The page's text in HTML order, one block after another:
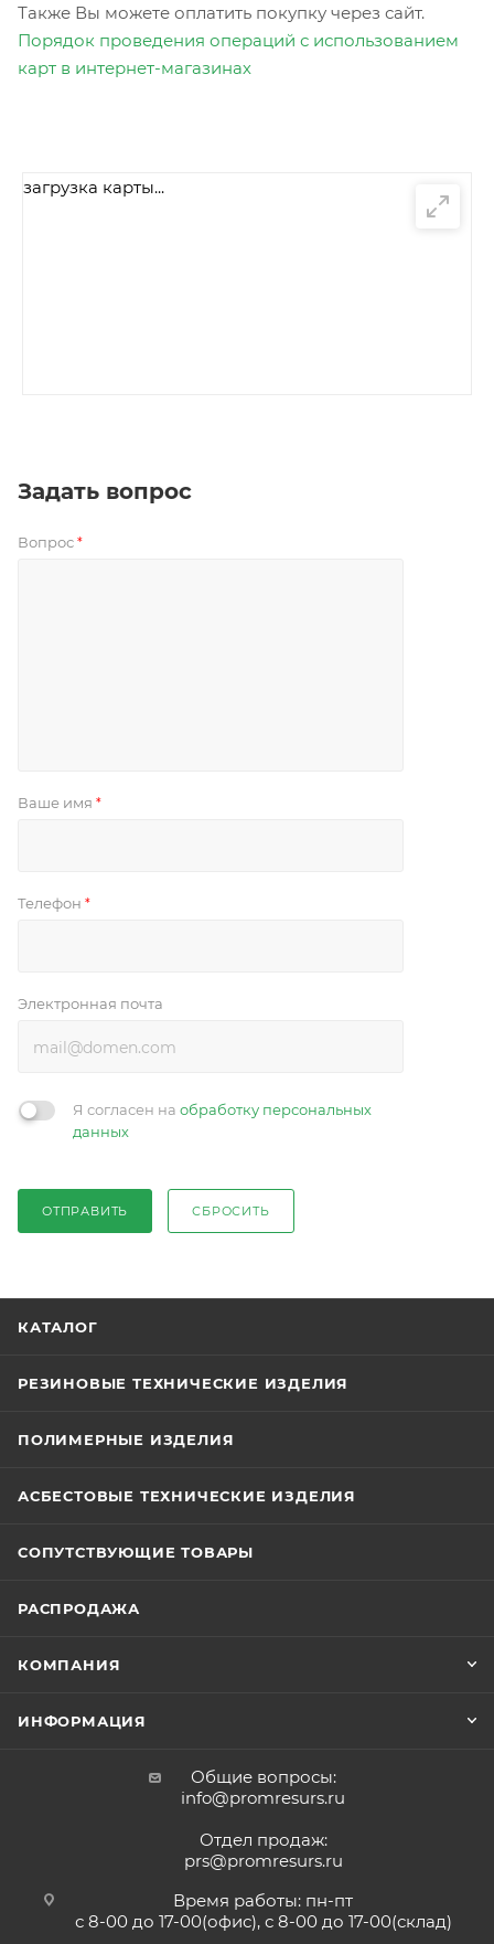
Также Вы можете оплатить покупку через сайт.
Порядок проведения операций с использованием
карт в интернет-магазинах
загрузка карты...
Задать вопрос
Вопрос *
Ваше имя *
Телефон *
Электронная почта
Я согласен на обработку персональных
данных
ОТПРАВИТЬ СБРОСИТЬ
КАТАЛОГ
РЕЗИНОВЫЕ ТЕХНИЧЕСКИЕ ИЗДЕЛИЯ
ПОЛИМЕРНЫЕ ИЗДЕЛИЯ
АСБЕСТОВЫЕ ТЕХНИЧЕСКИЕ ИЗДЕЛИЯ
СОПУТСТВУЮЩИЕ ТОВАРЫ
РАСПРОДАЖА
КОМПАНИЯ
ИНФОРМАЦИЯ
Общие вопросы:
info@promresurs.ru
Отдел продаж:
prs@promresurs.ru
Время работы: пн-пт
с 8-00 до 17-00(офис), с 8-00 до 17-00(склад)